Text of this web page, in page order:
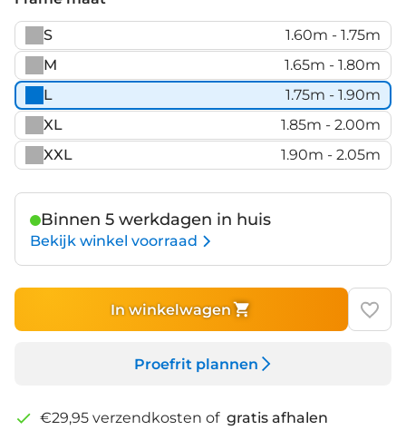
S
1.60m - 1.75m
M
1.65m - 1.80m
L
1.75m - 1.90m
XL
1.85m - 2.00m
XXL
1.90m - 2.05m
Binnen 5 werkdagen in huis
Bekijk winkel voorraad
In winkelwagen
Proefrit plannen
€29,95 verzendkosten of gratis afhalen